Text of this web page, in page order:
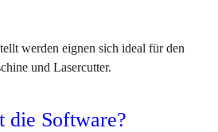
werden eignen sich ideal für den
und Lasercutter.
die Software?